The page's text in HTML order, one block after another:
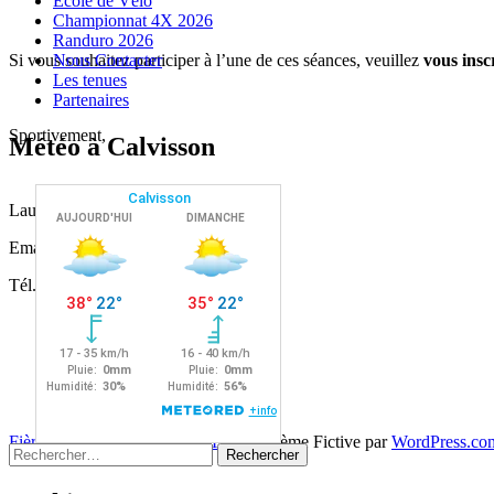
Championnat 4X 2026
Randuro 2026
Nous Contacter
Les tenues
Partenaires
Météo à Calvisson
Rechercher :
Si vous souhaitez participer à l’une de ces séances, veuillez vous
Sportivement,
Laurence LEQUERTIER
Email : laurence@calvissonvtt.com
Tél. 06 86 00 83 64
Navigation
des
←
→
Fièrement propulsé par WordPress |Thème Fictive par